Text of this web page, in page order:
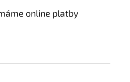
online platby